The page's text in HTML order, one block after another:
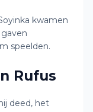
kwamen
speelden.
Rufus
deed, het